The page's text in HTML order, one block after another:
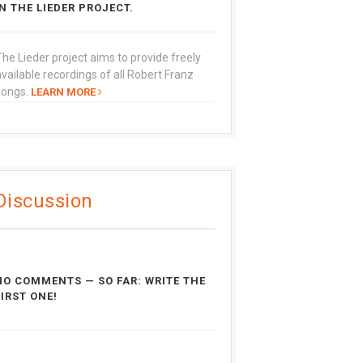
THE LIEDER PROJECT.
Lieder project aims to provide freely
recordings of all Robert Franz
LEARN MORE
COMMENTS — SO FAR: WRITE THE
ONE!